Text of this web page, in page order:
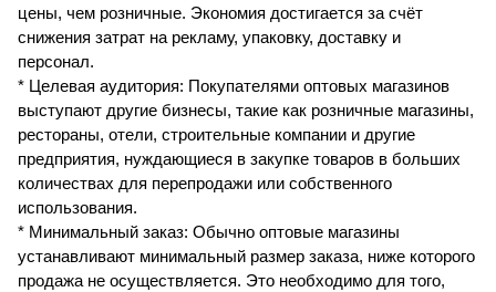
цены, чем розничные. Экономия достигается за счёт
снижения затрат на рекламу, упаковку, доставку и
персонал.
* Целевая аудитория: Покупателями оптовых магазинов
выступают другие бизнесы, такие как розничные магазины,
рестораны, отели, строительные компании и другие
предприятия, нуждающиеся в закупке товаров в больших
количествах для перепродажи или собственного
использования.
* Минимальный заказ: Обычно оптовые магазины
устанавливают минимальный размер заказа, ниже которого
продажа не осуществляется. Это необходимо для того,